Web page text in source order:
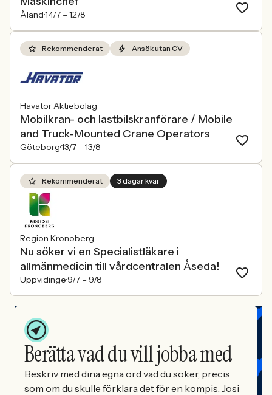
Åland14/7 – 12/8
Rekommenderat Ansök utan CV
Havator Aktiebolag
Mobilkran- och lastbilskranförare / Mobile
and Truck-Mounted Crane Operators
Göteborg13/7 – 13/8
Rekommenderat 3 dagar kvar
Region Kronoberg
Nu söker vi en Specialistläkare i
allmänmedicin till vårdcentralen Åseda!
Uppvidinge 9/7 – 9/8
Berätta vad du vill jobba med
Beskriv med dina egna ord vad du söker, precis
som om du skulle förklara det för en kompis. Josi